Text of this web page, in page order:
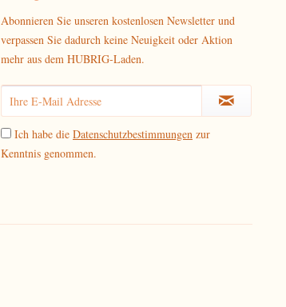
Abonnieren Sie unseren kostenlosen Newsletter und
verpassen Sie dadurch keine Neuigkeit oder Aktion
mehr aus dem HUBRIG-Laden.
Ich habe die Datenschutzbestimmungen zur
Kenntnis genommen.